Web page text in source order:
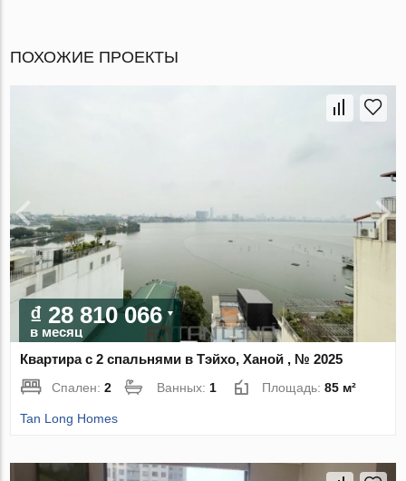
ПОХОЖИЕ ПРОЕКТЫ
₫ 28 810 066
в месяц
Квартира с 2 спальнями в Тэйхо, Ханой , № 2025
Спален:2 Ванных:1 Площадь:85 м²
Tan Long Homes